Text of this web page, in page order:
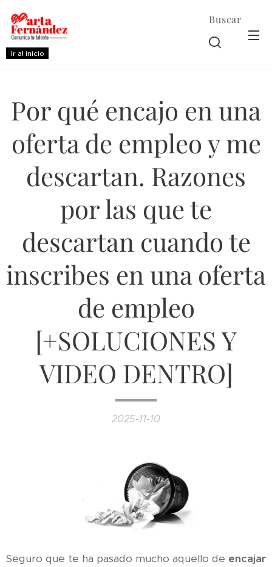
Ir al inicio
Buscar
Por qué encajo en una
oferta de empleo y me
descartan. Razones
por las que te
descartan cuando te
inscribes en una oferta
de empleo
[+SOLUCIONES Y
VIDEO DENTRO]
2025-11-10
Seguro que te ha pasado mucho aquello de encajar